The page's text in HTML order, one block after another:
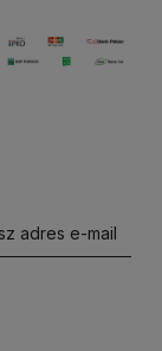
adres e-mail